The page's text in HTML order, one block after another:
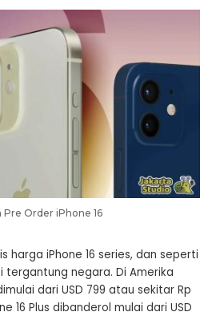
Pre Order iPhone 16
harga iPhone 16 series, dan seperti
tergantung negara. Di Amerika
dari USD 799 atau sekitar Rp
16 Plus dibanderol mulai dari USD